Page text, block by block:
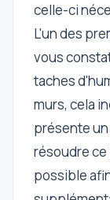
celle-ci
L'un des
vous
taches
murs, cela
présente
résoudre
possible